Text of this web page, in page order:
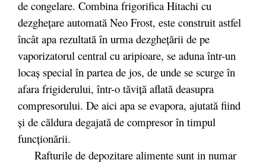
de congelare. Combina frigorifica Hitachi cu
dezgheţare automată Neo Frost, este construit astfel
încât apa rezultată în urma dezgheţării de pe
vaporizatorul central cu aripioare, se aduna într-un
locaş special în partea de jos, de unde se scurge în
afara frigiderului, într-o tăviţă aflată deasupra
compresorului. De aici apa se evapora, ajutată fiind
şi de căldura degajată de compresor în timpul
funcţionării.
Rafturile de depozitare alimente sunt in numar